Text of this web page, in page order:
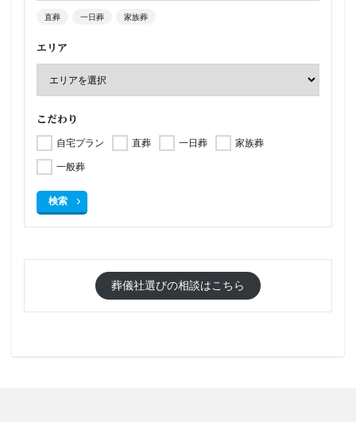
直葬 一日葬 家族葬
エリア
こだわり
自宅プラン 直葬 一日葬
家族葬
一般葬
検索
葬儀社選びの相談はこちら